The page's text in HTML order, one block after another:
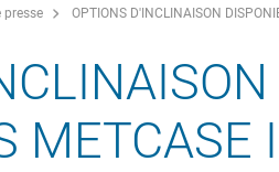
presse OPTIONS D'INCLINAISON